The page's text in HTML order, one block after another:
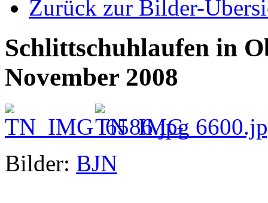
Zurück zur Bilder-
Schlittschuhlaufen in
November 2008
Bilder: BJN